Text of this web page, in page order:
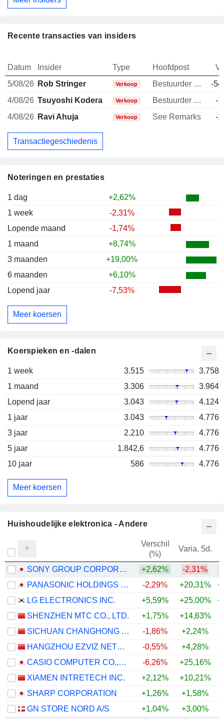
Noteringen en prestaties
1 dag
+2,62%
1 week
-2,31%
Lopende maand
-1,74%
1 maand
+8,74%
3 maanden
+19,00%
6 maanden
+6,10%
Lopend jaar
-7,53%
Meer koersen
Koerspieken en -dalen
1 week 3.515
3.758
1 maand
3.306
3.964
Lopend jaar
3.043
4.124
1 jaar
3.043
4.776
3 jaar
2.210
4.776
5 jaar
1.842,6
4.776
10 jaar
586 4.776
Meer koersen
Recente transacties van insiders
Datum Insider Type Hoofdpost
5/08/26 Rob Stringer Verkoop Bestuurder / senior manager
-
4/08/26 Tsuyoshi Kodera Verkoop Bestuurder / senior manager
-
4/08/26 Ravi Ahuja Verkoop See Remarks -
Transactiegeschiedenis
Huishoudelijke elektronica - Andere
Verschil
(%)
Varia. 5d.
SONY GROUP CORPORATION +2,62% -2,31%
PANASONIC HOLDINGS CORPORATION
-2,29% +20,31%
LG ELECTRONICS INC.
+5,59% +25,00%
SHENZHEN MTC CO., LTD.
+1,75% +14,63%
SICHUAN CHANGHONG ELECTRIC CO.,LTD.
-1,86% +2,24%
HANGZHOU EZVIZ NETWORK CO., LTD.
-0,55% +4,28%
CASIO COMPUTER CO.,LTD.
-6,26% +25,16%
XIAMEN INTRETECH INC.
+2,12% +10,21%
SHARP CORPORATION
+1,26% +1,58%
GN STORE NORD A/S
+1,04% +3,00%